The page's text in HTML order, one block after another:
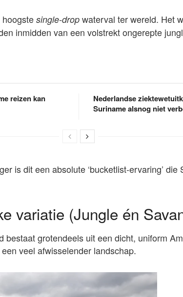
single-drop waterval ter wereld. Het
inmidden van een volstrekt ongerepte
reizen kan
Nederlandse
Suriname alsnog niet
is dit een absolute ‘bucketlist-ervaring’ die
variatie (Jungle én
bestaat grotendeels uit een dicht, uniform
veel afwisselender landschap.